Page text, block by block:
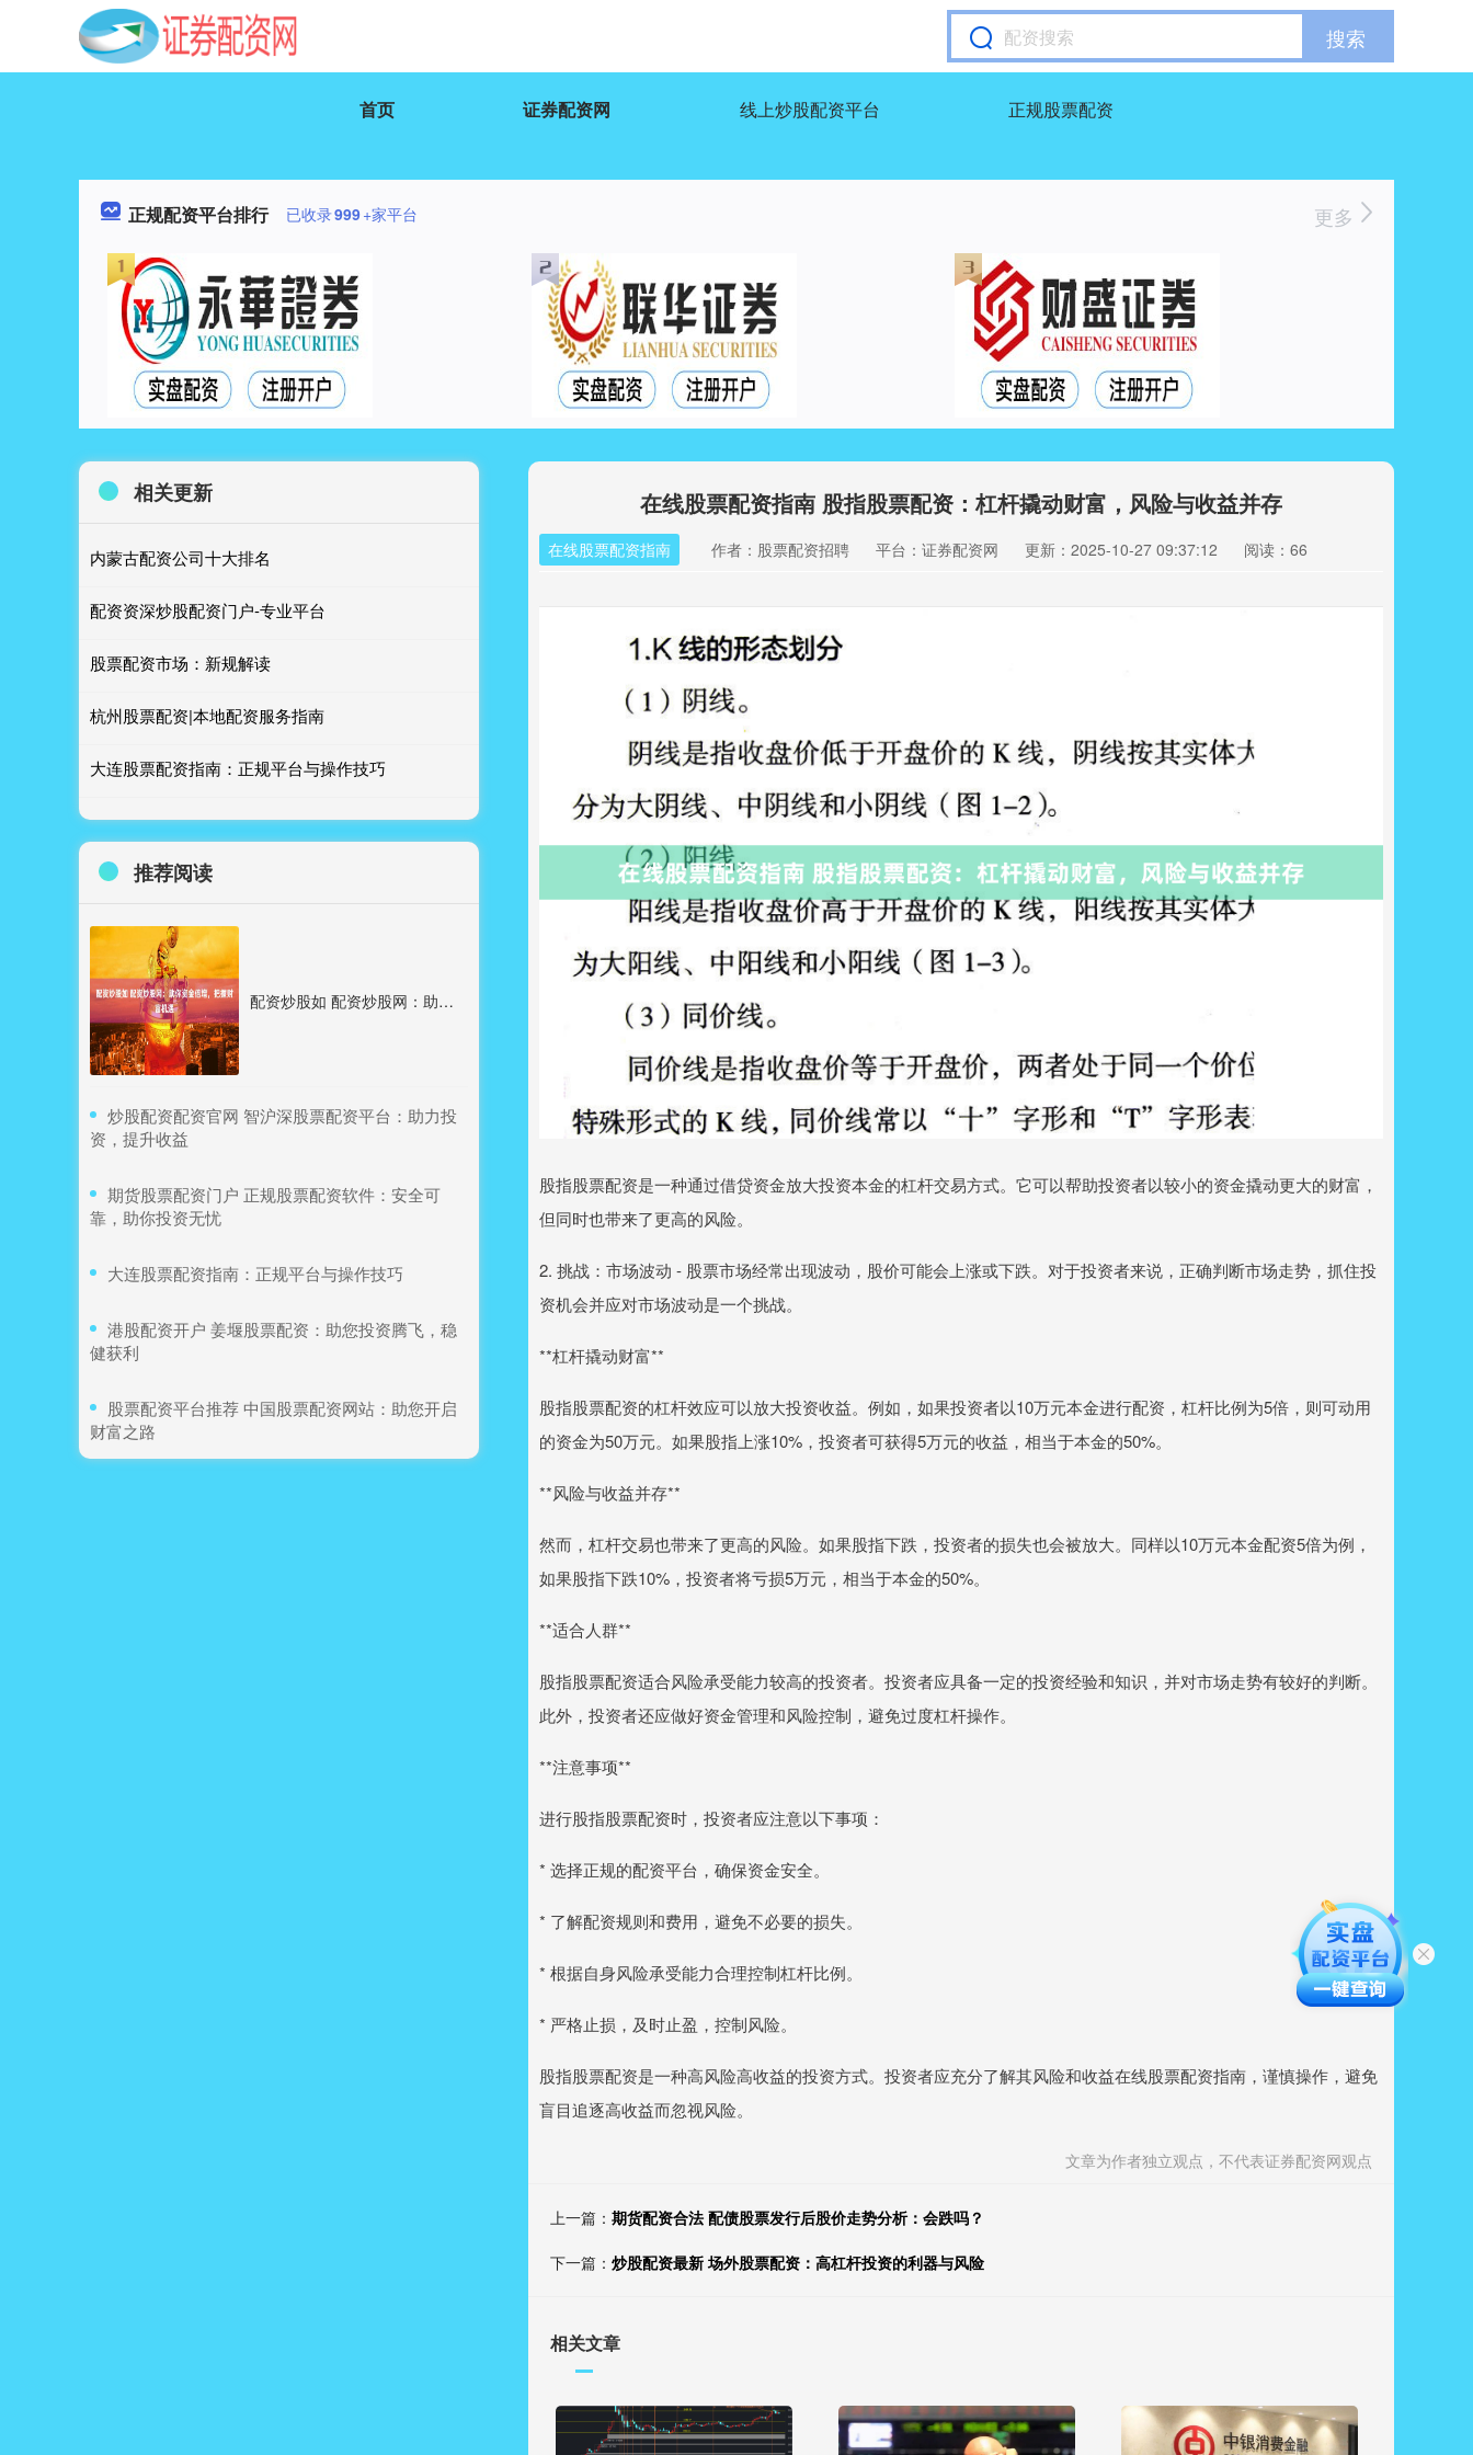
搜索
首页 证券配资网 线上炒股配资平台 正规股票配资
正规配资平台排行 已收录999+家平台 更多
在线股票配资指南 股指股票配资：杠杆撬动财富，风险与收益并存
在线股票配资指南 作者：股票配资招聘 平台：证券配资网 更新：2025-10-27 09:37:12 阅读：66
股指股票配资是一种通过借贷资金放大投资本金的杠杆交易方式。它可以帮助投资者以较小的资金撬动更大的财富，
但同时也带来了更高的风险。
2. 挑战：市场波动 - 股票市场经常出现波动，股价可能会上涨或下跌。对于投资者来说，正确判断市场走势，抓住投
资机会并应对市场波动是一个挑战。
**杠杆撬动财富**
股指股票配资的杠杆效应可以放大投资收益。例如，如果投资者以10万元本金进行配资，杠杆比例为5倍，则可动用
的资金为50万元。如果股指上涨10%，投资者可获得5万元的收益，相当于本金的50%。
**风险与收益并存**
然而，杠杆交易也带来了更高的风险。如果股指下跌，投资者的损失也会被放大。同样以10万元本金配资5倍为例，
如果股指下跌10%，投资者将亏损5万元，相当于本金的50%。
**适合人群**
股指股票配资适合风险承受能力较高的投资者。投资者应具备一定的投资经验和知识，并对市场走势有较好的判断。
此外，投资者还应做好资金管理和风险控制，避免过度杠杆操作。
**注意事项**
进行股指股票配资时，投资者应注意以下事项：
* 选择正规的配资平台，确保资金安全。
* 了解配资规则和费用，避免不必要的损失。
* 根据自身风险承受能力合理控制杠杆比例。
* 严格止损，及时止盈，控制风险。
股指股票配资是一种高风险高收益的投资方式。投资者应充分了解其风险和收益在线股票配资指南，谨慎操作，避免
盲目追逐高收益而忽视风险。
文章为作者独立观点，不代表证券配资网观点
上一篇： 期货配资合法 配债股票发行后股价走势分析：会跌吗？
下一篇： 炒股配资最新 场外股票配资：高杠杆投资的利器与风险
相关文章
相关更新
内蒙古配资公司十大排名
配资资深炒股配资门户-专业平台
股票配资市场：新规解读
杭州股票配资|本地配资服务指南
大连股票配资指南：正规平台与操作技巧
推荐阅读
配资炒股如 配资炒股网：助你资金倍增，把握财富机遇
​炒股配资配资官网 智沪深股票配资平台：助力投
资，提升收益
​期货股票配资门户 正规股票配资软件：安全可
靠，助你投资无忧
​大连股票配资指南：正规平台与操作技巧
​港股配资开户 姜堰股票配资：助您投资腾飞，稳
健获利
​股票配资平台推荐 中国股票配资网站：助您开启
财富之路